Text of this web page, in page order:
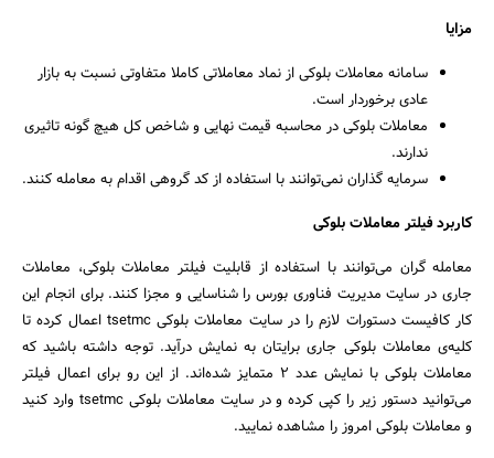
مزایا
سامانه معاملات بلوکی از نماد معاملاتی کاملا متفاوتی نسبت به بازار
عادی برخوردار است.
معاملات بلوکی در محاسبه قیمت نهایی و شاخص کل هیچ گونه تاثیری
ندارند.
سرمایه گذاران نمی‌توانند با استفاده از کد گروهی اقدام به معامله کنند.
کاربرد فیلتر معاملات بلوکی
معامله گران می‌توانند با استفاده از قابلیت فیلتر معاملات بلوکی، معاملات
جاری در سایت مدیریت فناوری بورس را شناسایی و مجزا کنند. برای انجام این
کار کافیست دستورات لازم را در سایت معاملات بلوکی tsetmc اعمال کرده تا
کلیه‌ی معاملات بلوکی جاری برایتان به نمایش درآید. توجه داشته باشید که
معاملات بلوکی با نمایش عدد 2 متمایز شده‌اند. از این رو برای اعمال فیلتر
می‌توانید دستور زیر را کپی کرده و در سایت معاملات بلوکی tsetmc وارد کنید
و معاملات بلوکی امروز را مشاهده نمایید.